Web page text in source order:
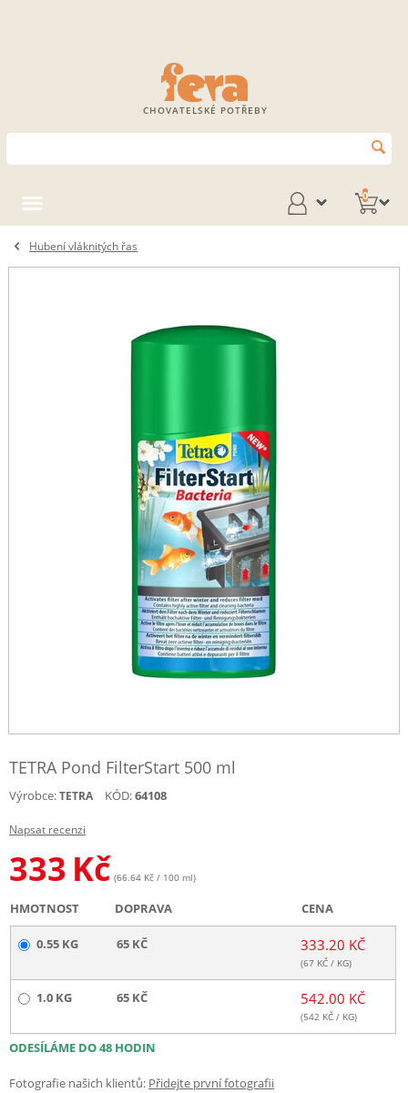
CHOVATELSKÉ POTŘEBY
0
Hubení vláknitých řas
TETRA Pond FilterStart 500 ml
Výrobce:TETRA KÓD:64108
Napsat recenzi
333 Kč (66.64 Kč / 100 ml)
HMOTNOST DOPRAVA CENA
0.55 KG 65 KČ 333.20 KČ
(67 KČ / KG)
1.0 KG 65 KČ 542.00 KČ
(542 KČ / KG)
ODESÍLÁME DO 48 HODIN
Fotografie našich klientů: Přidejte první fotografii